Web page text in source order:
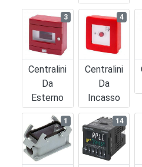
Centralini
Da
Esterno
3
Centralini
Da
Incasso
4
1 14